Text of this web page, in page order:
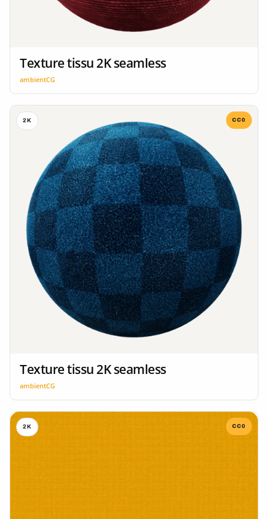
Texture tissu 2K seamless
ambientCG
2K CC0
Texture tissu 2K seamless
ambientCG
2K CC0